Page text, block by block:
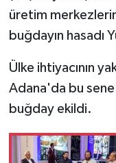
üretim
buğdayın
Ülke ihtiyacının
Adana'da bu sene
buğday ekildi.